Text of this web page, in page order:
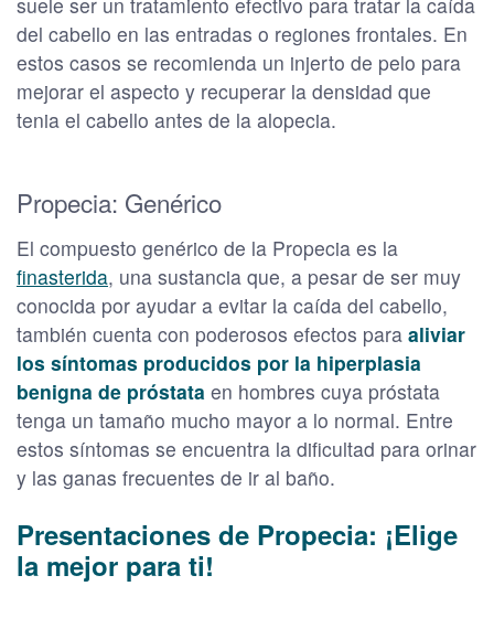
del cabello en las entradas o regiones frontales. En
estos casos se recomienda un injerto de pelo para
mejorar el aspecto y recuperar la densidad que
tenia el cabello antes de la alopecia.
Propecia: Genérico
El compuesto genérico de la Propecia es la
finasterida, una sustancia que, a pesar de ser muy
conocida por ayudar a evitar la caída del cabello,
también cuenta con poderosos efectos para aliviar
los síntomas producidos por la hiperplasia
benigna de próstata en hombres cuya próstata
tenga un tamaño mucho mayor a lo normal. Entre
estos síntomas se encuentra la dificultad para orinar
y las ganas frecuentes de ir al baño.
Presentaciones de Propecia: ¡Elige
la mejor para ti!